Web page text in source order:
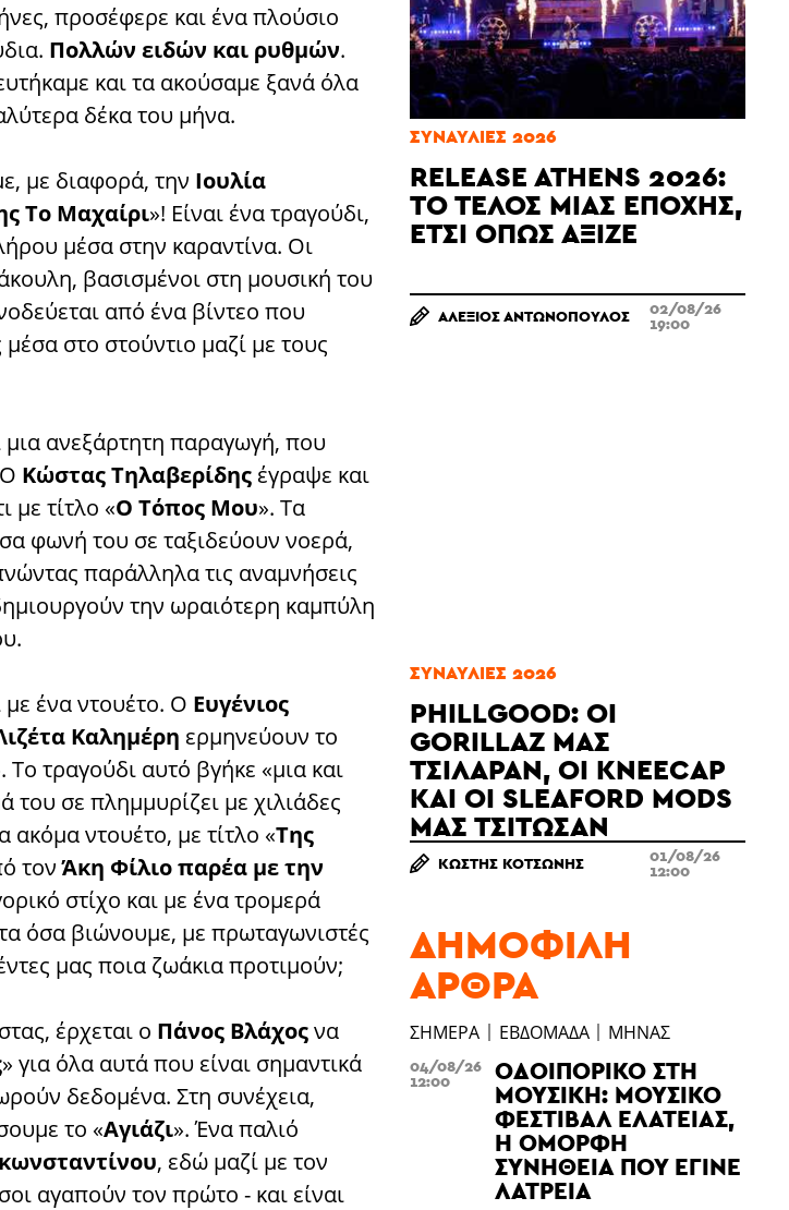
προσέφερε και ένα πλούσιο
Πολλών ειδών και ρυθμών.
και τα ακούσαμε ξανά όλα
δέκα του μήνα.
με διαφορά, την Ιουλία
Το Μαχαίρι»! Είναι ένα τραγούδι,
μέσα στην καραντίνα. Οι
βασισμένοι στη μουσική του
από ένα βίντεο που
στο στούντιο μαζί με τους
μια ανεξάρτητη παραγωγή, που
Κώστας Τηλαβερίδης έγραψε και
με τίτλο «Ο Τόπος Μου». Τα
φωνή του σε ταξιδεύουν νοερά,
παράλληλα τις αναμνήσεις
την ωραιότερη καμπύλη
ένα ντουέτο. Ο Ευγένιος
Καλημέρη ερμηνεύουν το
Το τραγούδι αυτό βγήκε «μια και
σε πλημμυρίζει με χιλιάδες
ντουέτο, με τίτλο «Της
τονΆκη Φίλιο παρέα με την
στίχο και με ένα τρομερά
όσα βιώνουμε, με πρωταγωνιστές
μας ποια ζωάκια προτιμούν;
έρχεται ο Πάνος Βλάχοςνα
» για όλα αυτά που είναι σημαντικά
δεδομένα. Στη συνέχεια,
το «Αγιάζι». Ένα παλιό
, εδώ μαζί με τον
αγαπούν τον πρώτο - και είναι
ΣΥΝΑΥΛΊΕΣ 2026
RELEASE ATHENS 2026:
ΤΟ ΤΈΛΟΣ ΜΙΑΣ ΕΠΟΧΉΣ,
ΈΤΣΙ ΌΠΩΣ ΆΞΙΖΕ
ΑΛΈΞΙΟΣ ΑΝΤΩΝΌΠΟΥΛΟΣ 02/08/26
19:00
ΣΥΝΑΥΛΊΕΣ 2026
PHILLGOOD: ΟΙ
GORILLAZ ΜΆΣ
ΤΣΊΛΑΡΑΝ, ΟΙ KNEECAP
ΚΑΙ ΟΙ SLEAFORD MODS
ΜΆΣ ΤΣΊΤΩΣΑΝ
ΚΩΣΤΉΣ ΚΟΤΣΏΝΗΣ 01/08/26
12:00
ΔΗΜΟΦΙΛΉ
ΆΡΘΡΑ
ΣΉΜΕΡΑ ΕΒΔΟΜΆΔΑ ΜΉΝΑΣ
ΟΔΟΙΠΟΡΙΚΌ ΣΤΗ
ΜΟΥΣΙΚΉ: ΜΟΥΣΙΚΌ
ΦΕΣΤΙΒΆΛ ΕΛΆΤΕΙΑΣ,
Η ΌΜΟΡΦΗ
ΣΥΝΉΘΕΙΑ ΠΟΥ ΈΓΙΝΕ
ΛΑΤΡΕΊΑ
04/08/26
12:00